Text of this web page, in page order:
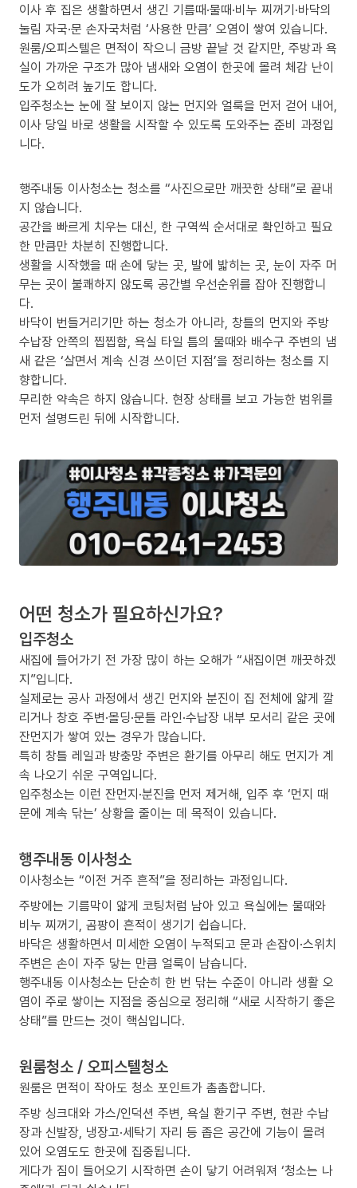
이사 후 집은 생활하면서 생긴 기름때·물때·비누 찌꺼기·바닥의
눌림 자국·문 손자국처럼 ‘사용한 만큼’ 오염이 쌓여 있습니다.
원룸/오피스텔은 면적이 작으니 금방 끝날 것 같지만, 주방과 욕
실이 가까운 구조가 많아 냄새와 오염이 한곳에 몰려 체감 난이
도가 오히려 높기도 합니다.
입주청소는 눈에 잘 보이지 않는 먼지와 얼룩을 먼저 걷어 내어,
이사 당일 바로 생활을 시작할 수 있도록 도와주는 준비 과정입
니다.
행주내동 이사청소는 청소를 “사진으로만 깨끗한 상태”로 끝내
지 않습니다.
공간을 빠르게 치우는 대신, 한 구역씩 순서대로 확인하고 필요
한 만큼만 차분히 진행합니다.
생활을 시작했을 때 손에 닿는 곳, 발에 밟히는 곳, 눈이 자주 머
무는 곳이 불쾌하지 않도록 공간별 우선순위를 잡아 진행합니
다.
바닥이 번들거리기만 하는 청소가 아니라, 창틀의 먼지와 주방
수납장 안쪽의 찝찝함, 욕실 타일 틈의 물때와 배수구 주변의 냄
새 같은 ‘살면서 계속 신경 쓰이던 지점’을 정리하는 청소를 지
향합니다.
무리한 약속은 하지 않습니다. 현장 상태를 보고 가능한 범위를
먼저 설명드린 뒤에 시작합니다.
어떤 청소가 필요하신가요?
입주청소
새집에 들어가기 전 가장 많이 하는 오해가 “새집이면 깨끗하겠
지”입니다.
실제로는 공사 과정에서 생긴 먼지와 분진이 집 전체에 얇게 깔
리거나 창호 주변·몰딩·문틀 라인·수납장 내부 모서리 같은 곳에
잔먼지가 쌓여 있는 경우가 많습니다.
특히 창틀 레일과 방충망 주변은 환기를 아무리 해도 먼지가 계
속 나오기 쉬운 구역입니다.
입주청소는 이런 잔먼지·분진을 먼저 제거해, 입주 후 ‘먼지 때
문에 계속 닦는’ 상황을 줄이는 데 목적이 있습니다.
행주내동 이사청소
이사청소는 “이전 거주 흔적”을 정리하는 과정입니다.
주방에는 기름막이 얇게 코팅처럼 남아 있고 욕실에는 물때와
비누 찌꺼기, 곰팡이 흔적이 생기기 쉽습니다.
바닥은 생활하면서 미세한 오염이 누적되고 문과 손잡이·스위치
주변은 손이 자주 닿는 만큼 얼룩이 남습니다.
행주내동 이사청소는 단순히 한 번 닦는 수준이 아니라 생활 오
염이 주로 쌓이는 지점을 중심으로 정리해 “새로 시작하기 좋은
상태”를 만드는 것이 핵심입니다.
원룸청소 / 오피스텔청소
원룸은 면적이 작아도 청소 포인트가 촘촘합니다.
주방 싱크대와 가스/인덕션 주변, 욕실 환기구 주변, 현관 수납
장과 신발장, 냉장고·세탁기 자리 등 좁은 공간에 기능이 몰려
있어 오염도도 한곳에 집중됩니다.
게다가 짐이 들어오기 시작하면 손이 닿기 어려워져 ‘청소는 나